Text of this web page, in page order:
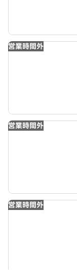
営業時間外
営業時間外
営業時間外